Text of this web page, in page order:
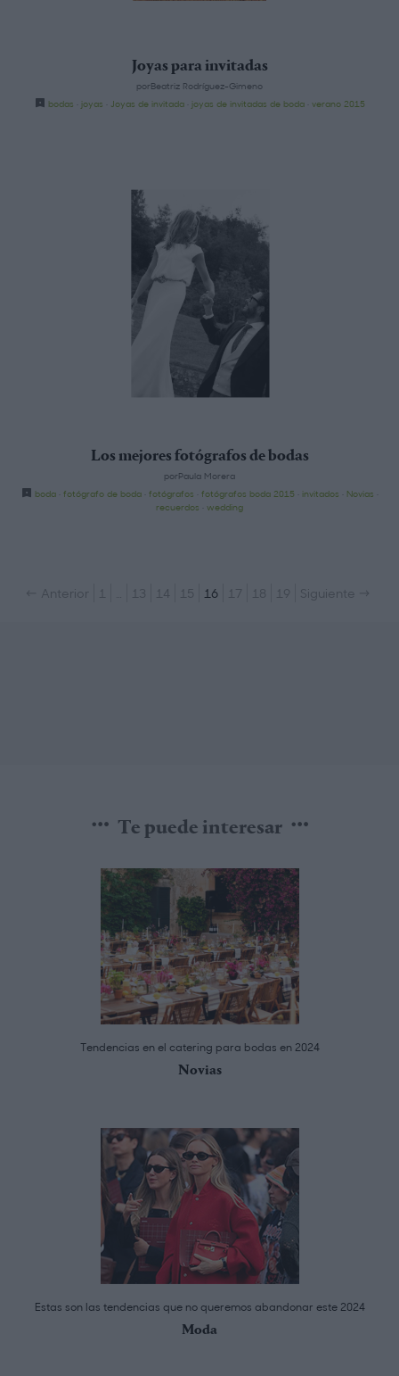
Joyas para invitadas
porBeatriz Rodríguez-Gimeno
bodas
joyas Joyas de invitada· joyas de invitadas de boda· verano 2015
Los mejores fotógrafos de bodas
porPaula Morera
boda· fotógrafo de boda· fotógrafos fotógrafos boda 2015 invitados Novias
recuerdos
wedding
← Anterior 1 … 13 14 15 16 17 18 19 Siguiente →
Te puede interesar
Tendencias en el catering para bodas en 2024
Novias
Estas son las tendencias que no queremos abandonar este 2024
Moda